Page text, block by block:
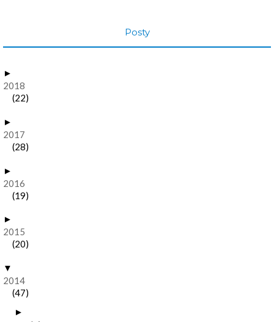
Posty
►
2018
(22)
►
2017
(28)
►
2016
(19)
►
2015
(20)
▼
2014
(47)
►